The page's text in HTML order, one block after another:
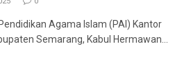
Agama Islam (PAI) Kantor
Semarang, Kabul Hermawan…